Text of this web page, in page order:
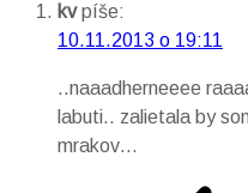
kv píše:
10.11.2013 o 19:11
..naaadherneeee
labuti.. zalietala by
mrakov…